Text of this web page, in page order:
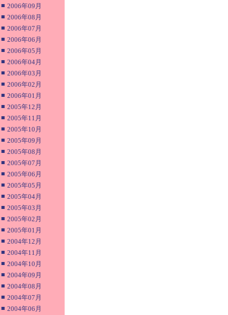
■ 2006年09月
■ 2006年08月
■ 2006年07月
■ 2006年06月
■ 2006年05月
■ 2006年04月
■ 2006年03月
■ 2006年02月
■ 2006年01月
■ 2005年12月
■ 2005年11月
■ 2005年10月
■ 2005年09月
■ 2005年08月
■ 2005年07月
■ 2005年06月
■ 2005年05月
■ 2005年04月
■ 2005年03月
■ 2005年02月
■ 2005年01月
■ 2004年12月
■ 2004年11月
■ 2004年10月
■ 2004年09月
■ 2004年08月
■ 2004年07月
■ 2004年06月